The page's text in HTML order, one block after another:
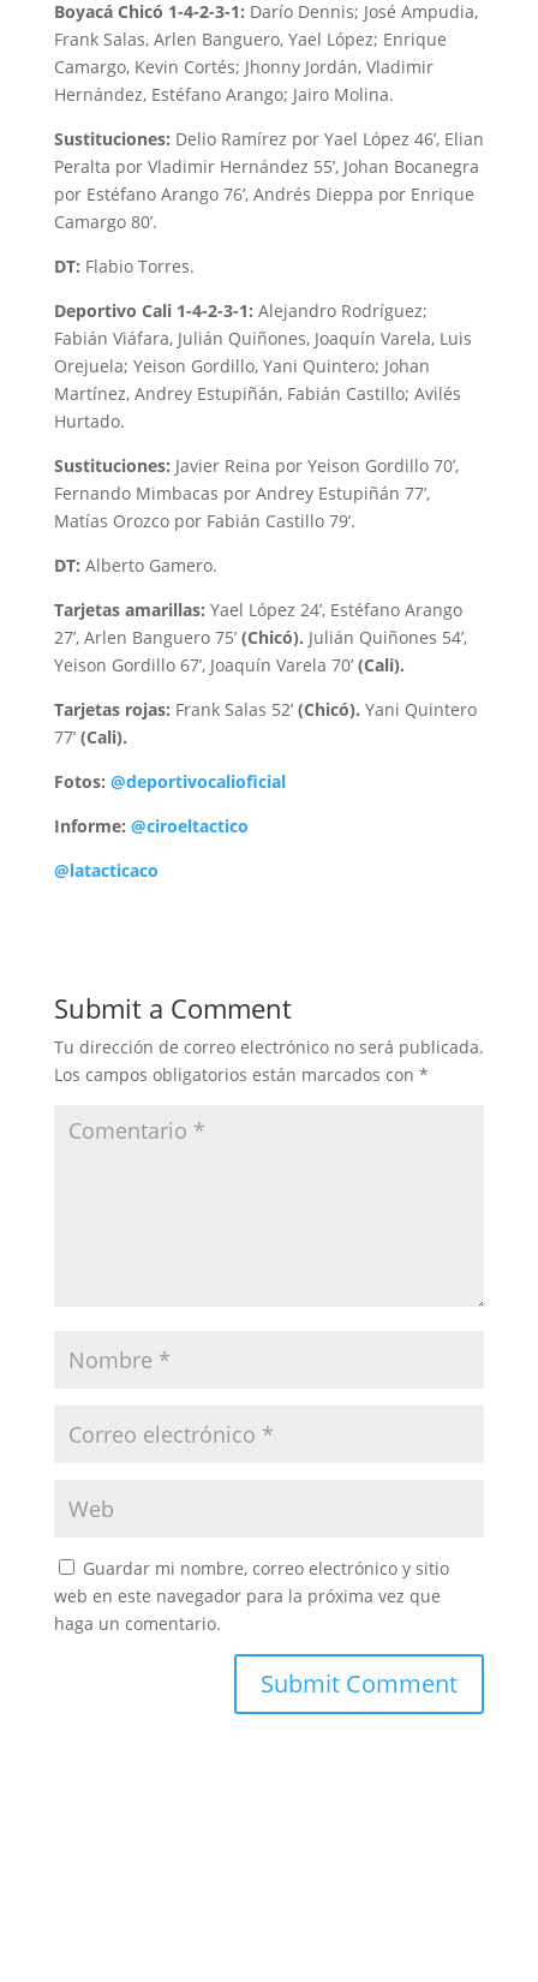
Boyacá Chicó 1-4-2-3-1: Darío Dennis; José Ampudia,
Frank Salas, Arlen Banguero, Yael López; Enrique
Camargo, Kevin Cortés; Jhonny Jordán, Vladimir
Hernández, Estéfano Arango; Jairo Molina.
Sustituciones: Delio Ramírez por Yael López 46’, Elian
Peralta por Vladimir Hernández 55’, Johan Bocanegra
por Estéfano Arango 76’, Andrés Dieppa por Enrique
Camargo 80’.
DT: Flabio Torres.
Deportivo Cali 1-4-2-3-1: Alejandro Rodríguez;
Fabián Viáfara, Julián Quiñones, Joaquín Varela, Luis
Orejuela; Yeison Gordillo, Yani Quintero; Johan
Martínez, Andrey Estupiñán, Fabián Castillo; Avilés
Hurtado.
Sustituciones: Javier Reina por Yeison Gordillo 70’,
Fernando Mimbacas por Andrey Estupiñán 77’,
Matías Orozco por Fabián Castillo 79’.
DT: Alberto Gamero.
Tarjetas amarillas: Yael López 24’, Estéfano Arango
27’, Arlen Banguero 75’ (Chicó). Julián Quiñones 54’,
Yeison Gordillo 67’, Joaquín Varela 70’ (Cali).
Tarjetas rojas: Frank Salas 52’ (Chicó). Yani Quintero
77’ (Cali).
Fotos: @deportivocalioficial
Informe: @ciroeltactico
@latacticaco
Submit a Comment
Tu dirección de correo electrónico no será publicada.
Los campos obligatorios están marcados con *
Guardar mi nombre, correo electrónico y sitio
web en este navegador para la próxima vez que
haga un comentario.